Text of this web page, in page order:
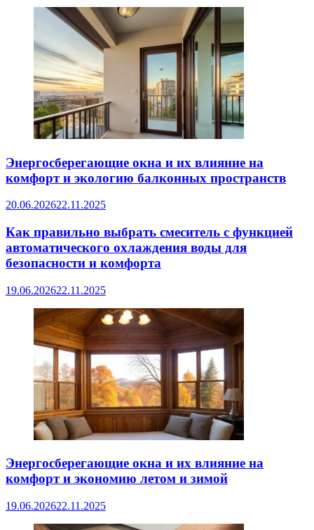
Энергосберегающие окна и их влияние на
комфорт и экологию балконных пространств
20.06.202622.11.2025
Как правильно выбрать смеситель с функцией
автоматического охлаждения воды для
безопасности и комфорта
19.06.202622.11.2025
Энергосберегающие окна и их влияние на
комфорт и экономию летом и зимой
19.06.202622.11.2025